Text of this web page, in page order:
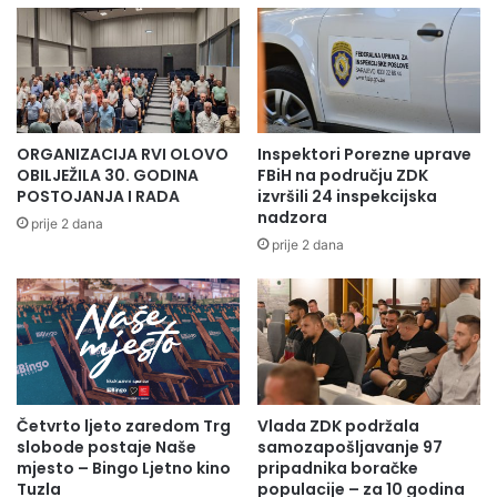
mentalni sklop da sam znao šta želim i samo sam radio na
tome da taj cilj i ostvarim. Uspio sam i to je bilo moje
ostvarenje dugogodišnjeg sna”,poručio je Pećanac
Ostvarenje sna Tomislava Cvitanušića da krene na vrh
Mount Everesta moguće je i zahvaljujući sponzorima,
ORGANIZACIJA RVI OLOVO
OBILJEŽILA 30. GODINA
POSTOJANJA I RADA
prije 2 dana
Inspektori Porezne uprave
FBiH na području ZDK
izvršili 24 inspekcijska
nadzora
prije 2 dana
Četvrto ljeto zaredom Trg
slobode postaje Naše
mjesto – Bingo Ljetno kino
Tuzla
Vlada ZDK podržala
samozapošljavanje 97
pripadnika boračke
populacije – za 10 godina